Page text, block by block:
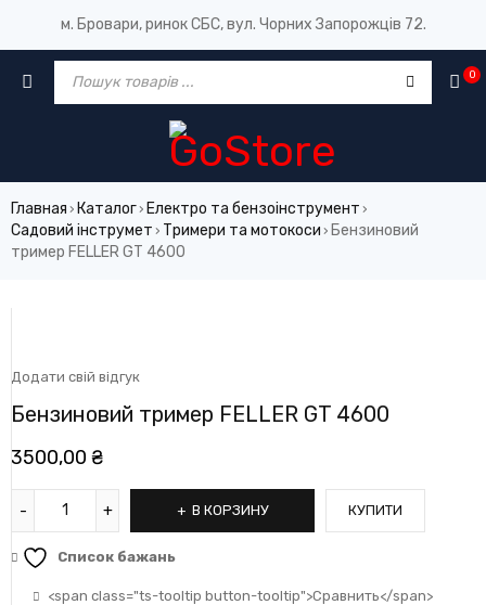
м. Бровари, ринок СБС, вул. Чорних Запорожців 72.
0
Главная › Каталог› Електро та бензоінструмент ›
Садовий інструмет › Тримери та мотокоси › Бензиновий
тример FELLER GT 4600
Додати свій відгук
Бензиновий тример FELLER GT 4600
3500,00 ₴
В КОРЗИНУ КУПИТИ
Список бажань
<span class="ts-tooltip button-tooltip">Сравнить</span>